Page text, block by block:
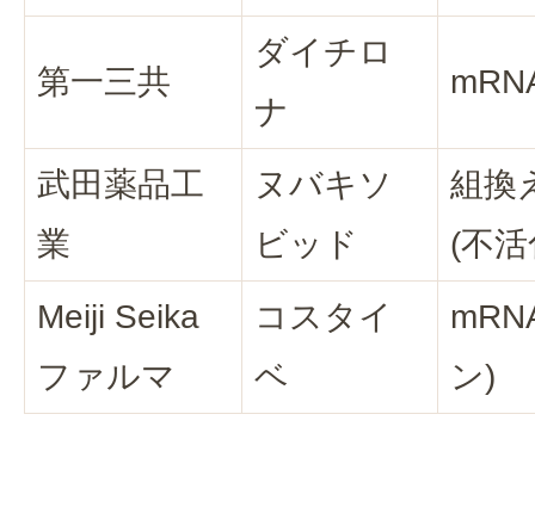
第一三共
ダイチロ
ナ
武田薬品工
業
ヌバキソ
ビッド
組換
(不
Meiji Seika
ファルマ
コスタイ
ベ
ン)